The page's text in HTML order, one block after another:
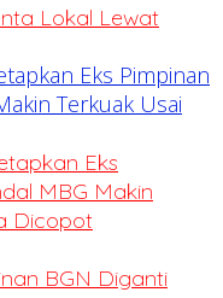
Lokal Lewat
Eks
MBG Makin
Dicopot
BGN Diganti